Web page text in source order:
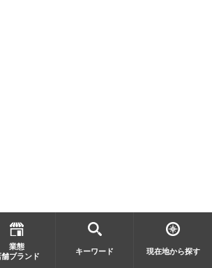
業態
舗ブランド
キーワード 現在地から探す